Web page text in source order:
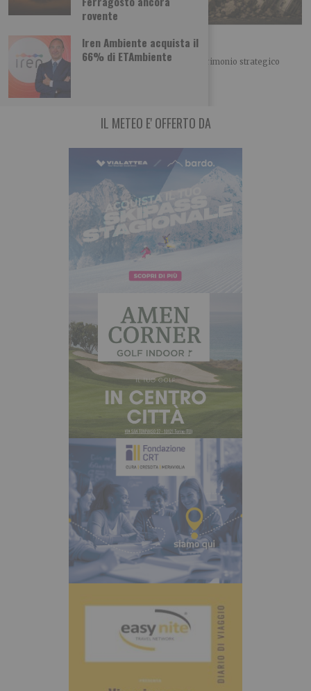
rovente
Iren Ambiente acquista il
66% di ETAmbiente
Chi dice Donald dice Danno?
IL PUNTASPILLI di Luca Martina Il principale patrimonio strategico
degli Stati Uniti non sono certo
IL METEO E' OFFERTO DA